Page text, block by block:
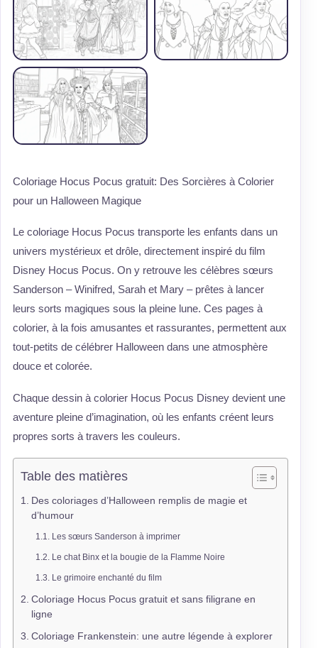
Coloriage Hocus Pocus gratuit: Des Sorcières à Colorier
pour un Halloween Magique
Le coloriage Hocus Pocus transporte les enfants dans un
univers mystérieux et drôle, directement inspiré du film
Disney Hocus Pocus. On y retrouve les célèbres sœurs
Sanderson – Winifred, Sarah et Mary – prêtes à lancer
leurs sorts magiques sous la pleine lune. Ces pages à
colorier, à la fois amusantes et rassurantes, permettent aux
tout-petits de célébrer Halloween dans une atmosphère
douce et colorée.
Chaque dessin à colorier Hocus Pocus Disney devient une
aventure pleine d’imagination, où les enfants créent leurs
propres sorts à travers les couleurs.
Table des matières
Des coloriages d’Halloween remplis de magie et
d’humour
Les sœurs Sanderson à imprimer
Le chat Binx et la bougie de la Flamme Noire
Le grimoire enchanté du film
Coloriage Hocus Pocus gratuit et sans filigrane en
ligne
Coloriage Frankenstein: une autre légende à explorer